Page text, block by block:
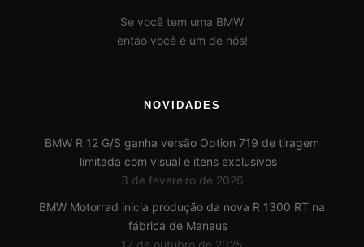
Se você tem uma BMW
então você é um de nós!
NOVIDADES
BMW R 12 G/S ganha versão Option 719 de tiragem
limitada com visual e itens exclusivos
3 de fevereiro de 2026
BMW Motorrad inicia produção da nova R 1300 RT na
fábrica de Manaus